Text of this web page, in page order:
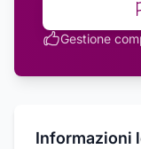
Gestione
Informazioni